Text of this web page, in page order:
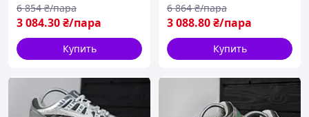
3 084.30₴/пара
6 854 ₴/пара
Купить
3 088.80₴/пара
6 864 ₴/пара
Купить